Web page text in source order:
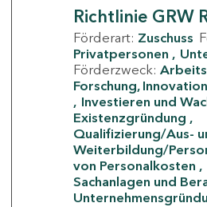
Richtlinie GRW
Förderart: Zuschuss
Privatpersonen
Förderzweck:
Forschung,
Investieren und
Existenzgründung
Qualifizierung/Aus-
Weiterbildung/
von Personalkosten
Sachanlagen und